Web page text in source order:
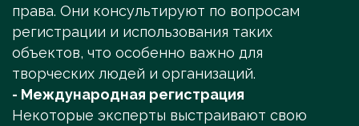
права. Они консультируют по вопросам
регистрации и использования таких
объектов, что особенно важно для
творческих людей и организаций.
- Международная регистрация
Некоторые эксперты выстраивают свою